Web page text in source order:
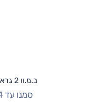
ב.מ.וו 2 גראן טורר מחירון וגרסאות
סמנו עד 4 גרסאות להשוואה